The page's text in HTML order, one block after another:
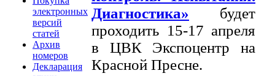
электронных
версий
статей
Архив
номеров
Декларация
Диагностика» будет
проходить 15-17 апреля
в ЦВК Экспоцентр на
Красной Пресне.